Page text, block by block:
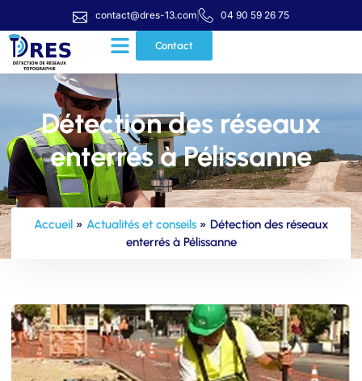
contact@dres-13.com 04 90 59 26 75
Contact
Détection des réseaux
enterrés à Pélissanne
Accueil» Actualités et conseils» Détection des réseaux
enterrés à Pélissanne